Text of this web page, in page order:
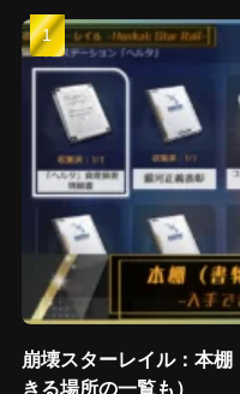
崩壊スターレイル：本
きる場所の一覧も）